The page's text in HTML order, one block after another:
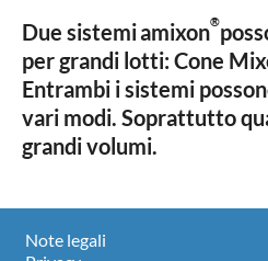
Due sistemiamixon®
per grandi lotti: Cone
Entrambi i sistemi
vari modi. Soprattutto
grandi volumi.
Note legali